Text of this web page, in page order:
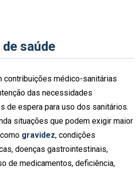
saúde
contribuições médico-sanitárias
das necessidades
de espera para uso dos sanitários.
situações que podem exigir maior
gravidez, condições
doenças gastrointestinais,
de medicamentos, deficiência,